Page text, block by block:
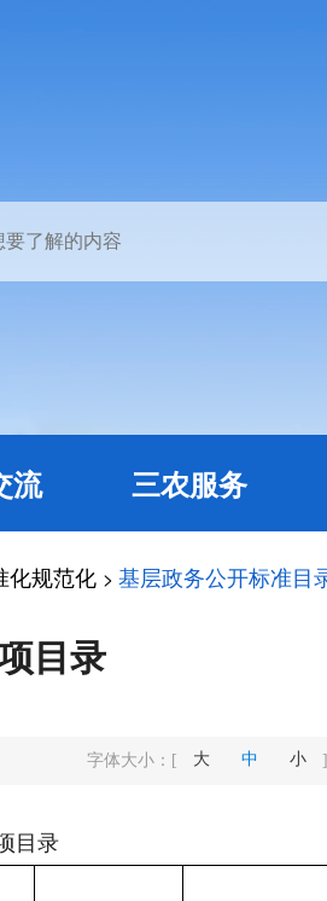
流 三农服务
化规范化 > 基层政务公开标准目
目录
字体大小： [ 大 中 小 ]
目录